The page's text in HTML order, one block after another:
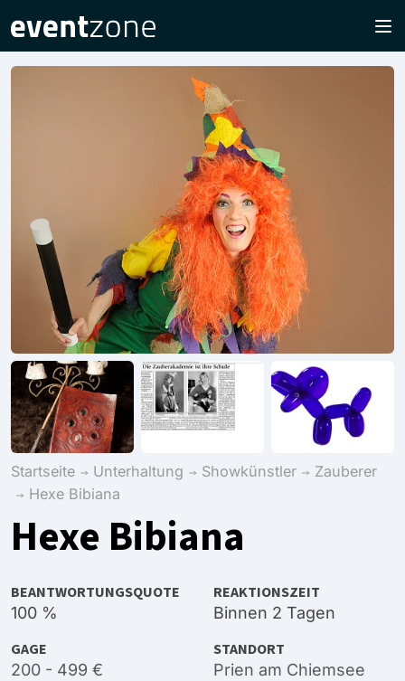
Startseite Unterhaltung Showkünstler
Zauberer
Hexe Bibiana
Hexe Bibiana
BEANTWORTUNGSQUOTE
100 %
REAKTIONSZEIT
Binnen 2 Tagen
GAGE
200 - 499 €
STANDORT
Prien am Chiemsee